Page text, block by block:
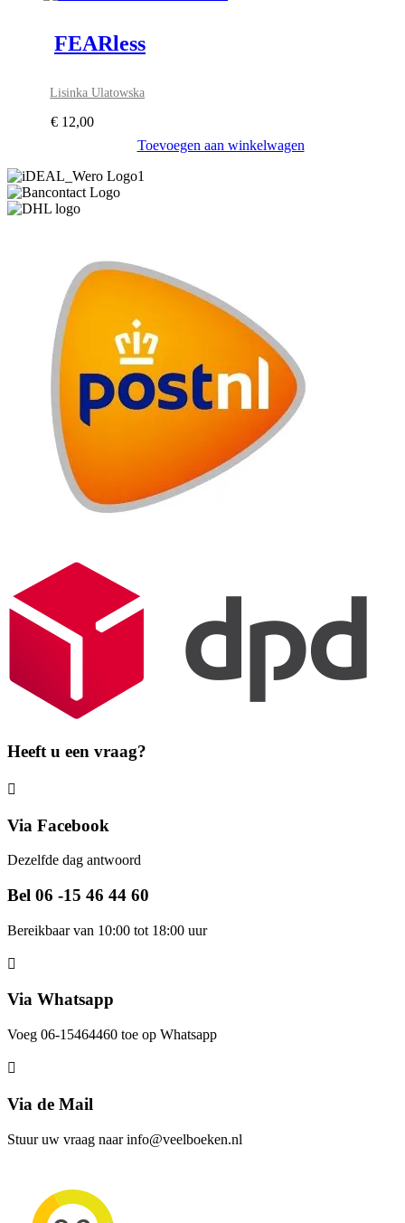
FEARless
Lisinka Ulatowska
€ 12,00
Toevoegen aan winkelwagen
Heeft u een vraag?
Via Facebook
Dezelfde dag antwoord
Bel 06 -15 46 44 60
Bereikbaar van 10:00 tot 18:00 uur
Via Whatsapp
Voeg 06-15464460 toe op Whatsapp
Via de Mail
Stuur uw vraag naar info@veelboeken.nl